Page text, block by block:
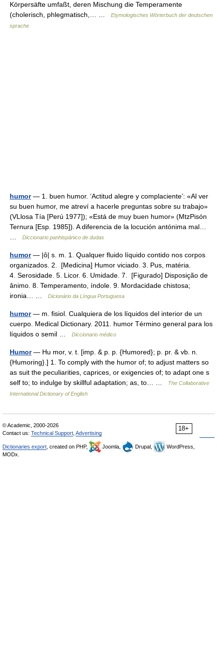
Körpersäfte umfaßt, deren Mischung die Temperamente
(cholerisch, phlegmatisch,… …
Etymologisches Wörterbuch der deutschen
sprache
humor— 1. buen humor. ‘Actitud alegre y complaciente’: «Al ver
su buen humor, me atreví a hacerle preguntas sobre su trabajo»
(VLlosa Tía [Perú 1977]); «Está de muy buen humor» (MtzPisón
Ternura [Esp. 1985]). A diferencia de la locución antónima mal…
Diccionario panhispánico de dudas
humor— |ô| s. m. 1. Qualquer fluido líquido contido nos corpos
organizados. 2. [Medicina] Humor viciado. 3. Pus, matéria.
4. Serosidade. 5. Licor. 6. Umidade. 7. [Figurado] Disposição de
ânimo. 8. Temperamento, índole. 9. Mordacidade chistosa;
ironia… …
Dicionário da Língua Portuguesa
humor— m. fisiol. Cualquiera de los líquidos del interior de un
cuerpo. Medical Dictionary. 2011. humor Término general para los
líquidos o semil …
Diccionario médico
Humor— Hu mor, v. t. [imp. & p. p. {Humored}; p. pr. & vb. n.
{Humoring}.] 1. To comply with the humor of; to adjust matters so
as suit the peculiarities, caprices, or exigencies of; to adapt one s
self to; to indulge by skillful adaptation; as, to… …
The Collaborative
International Dictionary of English
18+
© Academic, 2000-2026
Contact us: Technical Support Advertising
Dictionaries export , created on PHP, Joomla, Drupal,
WordPress,
MODx.